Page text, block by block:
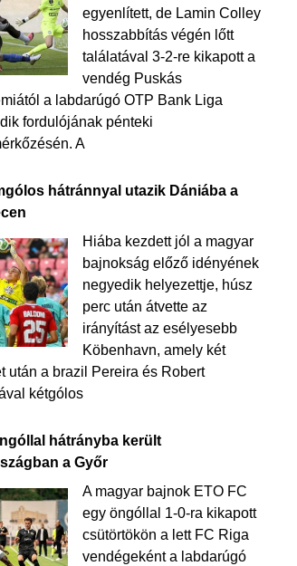
egyenlített, de Lamin Colley
hosszabbítás végén lőtt
találatával 3-2-re kikapott a
vendég Puskás
a labdarúgó OTP Bank Liga
fordulójának pénteki
A
hátránnyal utazik Dániába a
Hiába kezdett jól a magyar
bajnokság előző idényének
negyedik helyezettje, húsz
perc után átvette az
irányítást az esélyesebb
Köbenhavn, amely két
után a brazil Pereira és Robert
kétgólos
hátrányba került
a Győr
A magyar bajnok ETO FC
egy öngóllal 1-0-ra kikapott
csütörtökön a lett FC Riga
vendégeként a labdarúgó